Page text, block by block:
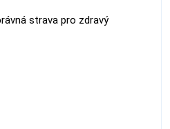
strava pro zdravý